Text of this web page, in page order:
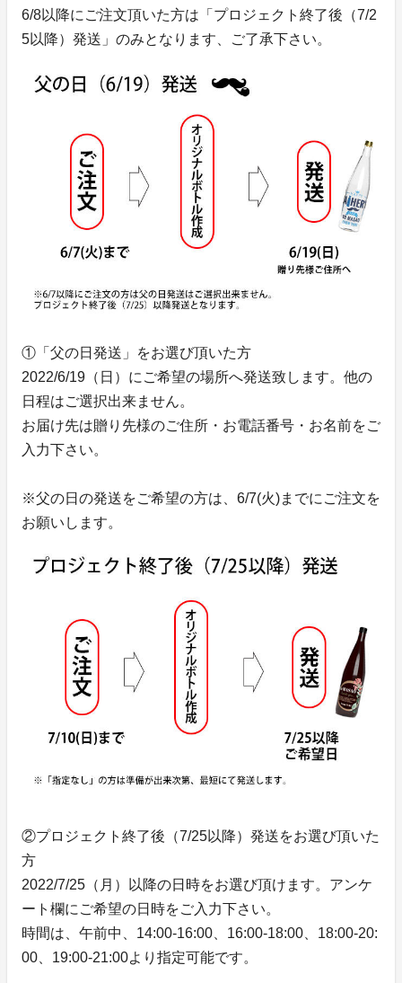
6/8以降にご注文頂いた方は「プロジェクト終了後（7/2
5以降）発送」のみとなります、ご了承下さい。
①「父の日発送」をお選び頂いた方
2022/6/19（日）にご希望の場所へ発送致します。他の
日程はご選択出来ません。
お届け先は贈り先様のご住所・お電話番号・お名前をご
入力下さい。
※父の日の発送をご希望の方は、6/7(火)までにご注文を
お願いします。
②プロジェクト終了後（7/25以降）発送をお選び頂いた
方
2022/7/25（月）以降の日時をお選び頂けます。アンケ
ート欄にご希望の日時をご入力下さい。
時間は、午前中、14:00-16:00、16:00-18:00、18:00-20:
00、19:00-21:00より指定可能です。